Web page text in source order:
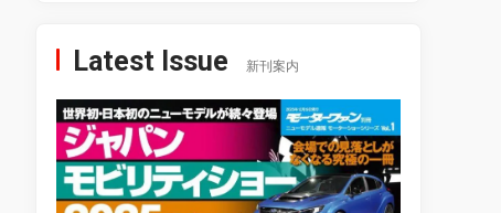
Latest Issue 新刊案内